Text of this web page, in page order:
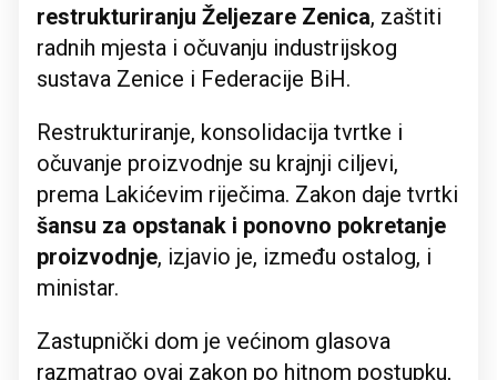
restrukturiranju Željezare Zenica, zaštiti
radnih mjesta i očuvanju industrijskog
sustava Zenice i Federacije BiH.
Restrukturiranje, konsolidacija tvrtke i
očuvanje proizvodnje su krajnji ciljevi,
prema Lakićevim riječima. Zakon daje tvrtki
šansu za opstanak i ponovno pokretanje
proizvodnje, izjavio je, između ostalog, i
ministar.
Zastupnički dom je većinom glasova
razmatrao ovaj zakon po hitnom postupku,